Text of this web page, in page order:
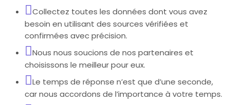
Collectez toutes les données dont vous avez
besoin en utilisant des sources vérifiées et
confirmées avec précision.
Nous nous soucions de nos partenaires et
choisissons le meilleur pour eux.
Le temps de réponse n’est que d’une seconde,
car nous accordons de l’importance à votre temps.